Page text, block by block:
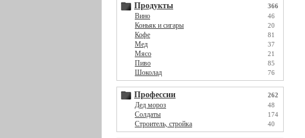
Продукты 366
Вино 46
Коньяк и сигары 20
Кофе 81
Мед 37
Мясо 21
Пиво 85
Шоколад 76
Профессии 262
Дед мороз 48
Солдаты 174
Строитель, стройка 40